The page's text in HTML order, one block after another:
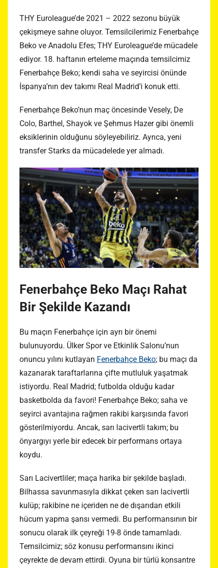
THY Euroleague’de 2021 – 2022 sezonu büyük
çekişmeye sahne oluyor. Temsilcilerimiz Fenerbahçe
Beko ve Anadolu Efes; THY Euroleague’de mücadele
ediyor. 18. haftanın erteleme maçında temsilcimiz
Fenerbahçe Beko; kendi saha ve seyircisi önünde
İspanya’nın dev takımı Real Madrid’i konuk etti.
Fenerbahçe Beko’nun maç öncesinde Vesely, De
Colo, Barthel, Shayok ve Şehmus Hazer gibi önemli
eksiklerinin olduğunu söyleyebiliriz. Ayrıca, yeni
transfer Starks da mücadelede yer almadı.
Fenerbahçe Beko Maçı Rahat
Bir Şekilde Kazandı
Bu maçın Fenerbahçe için ayrı bir önemi
bulunuyordu. Ülker Spor ve Etkinlik Salonu’nun
onuncu yılını kutlayan Fenerbahçe Beko; bu maçı da
kazanarak taraftarlarına çifte mutluluk yaşatmak
istiyordu. Real Madrid; futbolda olduğu kadar
basketbolda da favori! Fenerbahçe Beko; saha ve
seyirci avantajına rağmen rakibi karşısında favori
gösterilmiyordu. Ancak, sarı lacivertli takım; bu
önyargıyı yerle bir edecek bir performans ortaya
koydu.
Sarı Lacivertliler; maça harika bir şekilde başladı.
Bilhassa savunmasıyla dikkat çeken sarı lacivertli
kulüp; rakibine ne içeriden ne de dışarıdan etkili
hücum yapma şansı vermedi. Bu performansının bir
sonucu olarak ilk çeyreği 19-8 önde tamamladı.
Temsilcimiz; söz konusu performansını ikinci
çeyrekte de devam ettirdi. Oyuna bir türlü konsantre